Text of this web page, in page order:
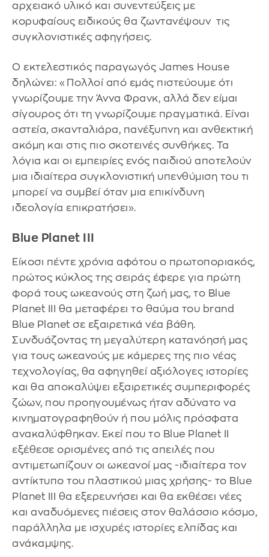
αρχειακό υλικό και συνεντεύξεις με
κορυφαίους ειδικούς θα ζωντανέψουν τις
συγκλονιστικές αφηγήσεις.
Ο εκτελεστικός παραγωγός James House
δηλώνει: «Πολλοί από εμάς πιστεύουμε ότι
γνωρίζουμε την Άννα Φρανκ, αλλά δεν είμαι
σίγουρος ότι τη γνωρίζουμε πραγματικά. Είναι
αστεία, σκανταλιάρα, πανέξυπνη και ανθεκτική
ακόμη και στις πιο σκοτεινές συνθήκες. Τα
λόγια και οι εμπειρίες ενός παιδιού αποτελούν
μια ιδιαίτερα συγκλονιστική υπενθύμιση του τι
μπορεί να συμβεί όταν μια επικίνδυνη
ιδεολογία επικρατήσει».
Blue Planet III
Είκοσι πέντε χρόνια αφότου ο πρωτοποριακός,
πρώτος κύκλος της σειράς έφερε για πρώτη
φορά τους ωκεανούς στη ζωή μας, το Blue
Planet III θα μεταφέρει το θαύμα του brand
Blue Planet σε εξαιρετικά νέα βάθη.
Συνδυάζοντας τη μεγαλύτερη κατανόησή μας
για τους ωκεανούς με κάμερες της πιο νέας
τεχνολογίας, θα αφηγηθεί αξιόλογες ιστορίες
και θα αποκαλύψει εξαιρετικές συμπεριφορές
ζώων, που προηγουμένως ήταν αδύνατο να
κινηματογραφηθούν ή που μόλις πρόσφατα
ανακαλύφθηκαν. Εκεί που το Blue Planet II
εξέθεσε ορισμένες από τις απειλές που
αντιμετωπίζουν οι ωκεανοί μας -ιδιαίτερα τον
αντίκτυπο του πλαστικού μιας χρήσης- το Blue
Planet III θα εξερευνήσει και θα εκθέσει νέες
και αναδυόμενες πιέσεις στον θαλάσσιο κόσμο,
παράλληλα με ισχυρές ιστορίες ελπίδας και
ανάκαμψης.